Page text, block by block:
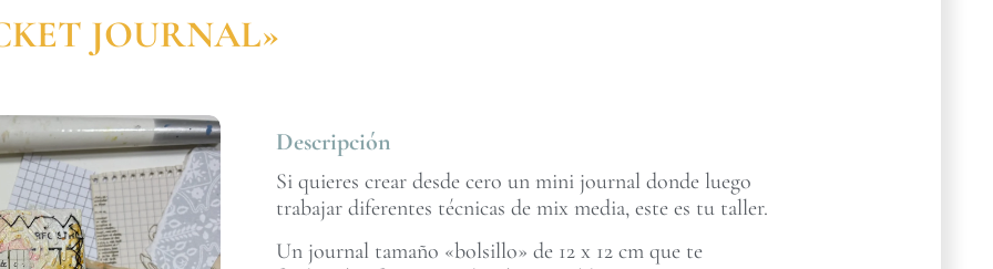
JOURNAL»
Descripción
Si quieres crear desde cero un mini journal donde luego
trabajar diferentes técnicas de mix media, este es tu taller.
Un journal tamaño «bolsillo» de 12 x 12 cm que te